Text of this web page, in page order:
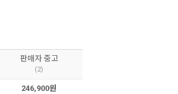
판매자 중고
(2)
246,900원